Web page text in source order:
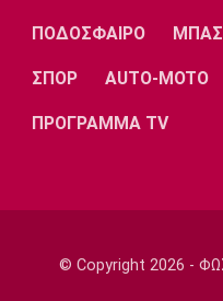
Μπορούσια
ΠΟΔΟΣΦΑΙΡΟ
ΣΠΟΡ AUTO-MOTO
ΠΡΟΓΡΑΜΜΑ TV
© Copyright 2026 -